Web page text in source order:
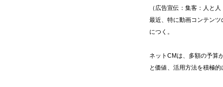
（広告宣伝：集客：人と
最近、特に動画コンテン
につく。
ネットCMは、多額の予算
と価値、活用方法を積極